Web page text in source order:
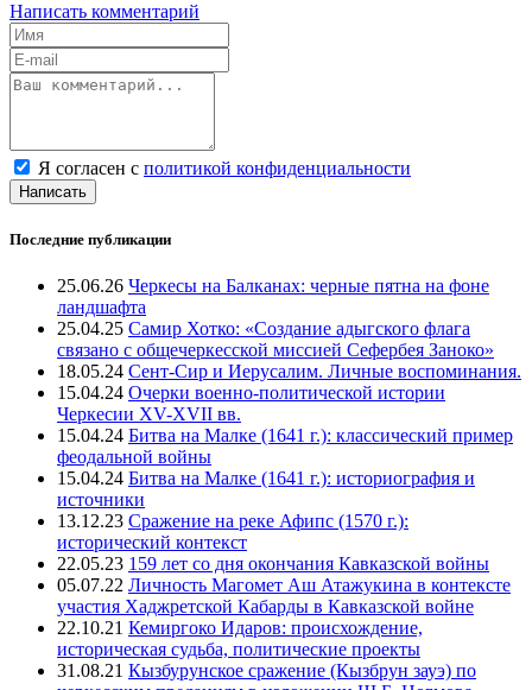
Написать комментарий
Я согласен с политикой конфиденциальности
Написать
Последние публикации
25.06.26 Черкесы на Балканах: черные пятна на фоне
ландшафта
25.04.25 Самир Хотко: «Создание адыгского флага
связано с общечеркесской миссией Сефербея Заноко»
18.05.24 Сент-Сир и Иерусалим. Личные воспоминания.
15.04.24 Очерки военно-политической истории
Черкесии XV-XVII вв.
15.04.24 Битва на Малке (1641 г.): классический пример
феодальной войны
15.04.24 Битва на Малке (1641 г.): историография и
источники
13.12.23 Сражение на реке Афипс (1570 г.):
исторический контекст
22.05.23 159 лет со дня окончания Кавказской войны
05.07.22 Личность Магомет Аш Атажукина в контексте
участия Хаджретской Кабарды в Кавказской войне
22.10.21 Кемиргоко Идаров: происхождение,
историческая судьба, политические проекты
31.08.21 Кызбурунское сражение (Кызбрун зауэ) по